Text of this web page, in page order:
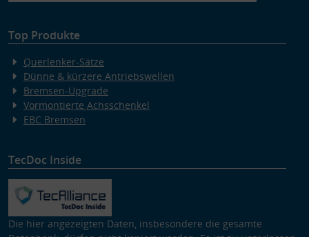
Top Produkte
Querlenker-Sätze
Dünne & kürzere Antriebswellen
Bremsen-Upgrade
Vormontierte Achsschenkel
EBC Bremsen
TecDoc Inside
Die hier angezeigten Daten, insbesondere die gesamte